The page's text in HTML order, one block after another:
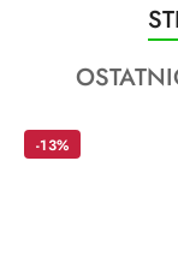
Pomiń
o
Produkty
statusie:
-13%